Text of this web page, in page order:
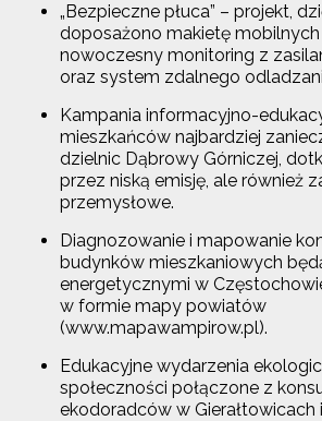
„Bezpieczne płuca” – projekt,
doposażono makietę mobilnych
nowoczesny monitoring z
oraz system zdalnego
Kampania informacyjno-
mieszkańców najbardziej
dzielnic Dąbrowy Górniczej,
przez niską emisję, ale również
przemysłowe.
Diagnozowanie i mapowanie
budynków mieszkaniowych
energetycznymi w
w formie mapy powiatów
(www.mapawampirow.pl).
Edukacyjne wydarzenia
społeczności połączone z
ekodoradców w Gierałtowicach